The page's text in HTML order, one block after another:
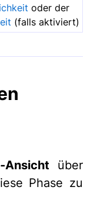
oder der
(falls aktiviert)
Ansichtüber
Phase zu